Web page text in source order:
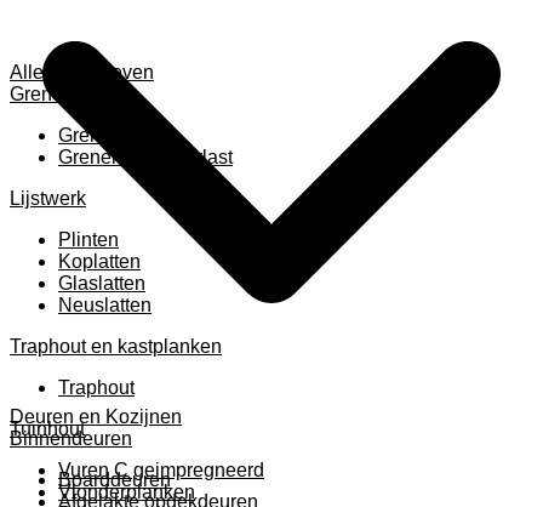
Alles weergeven
Grenen
Grenen B ruw
Grenen gevingerlast
Lijstwerk
Plinten
Koplatten
Glaslatten
Neuslatten
Traphout en kastplanken
Traphout
Tuinhout
Vuren C geimpregneerd
Vlonderplanken
Deuren en Kozijnen
Binnendeuren
Boarddeuren
Afgelakte opdekdeuren